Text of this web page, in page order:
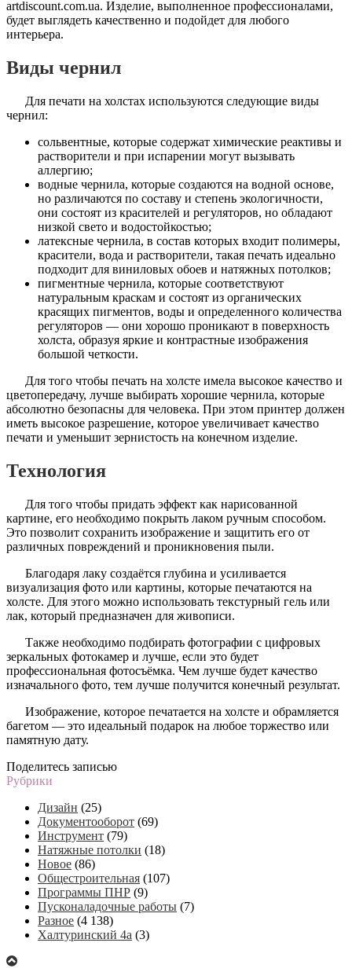
artdiscount.com.ua. Изделие, выполненное профессионалами,
будет выглядеть качественно и подойдет для любого
интерьера.
Виды чернил
Для печати на холстах используются следующие виды
чернил:
сольвентные, которые содержат химические реактивы и
растворители и при испарении могут вызывать
аллергию;
водные чернила, которые создаются на водной основе,
но различаются по составу и степень экологичности,
они состоят из красителей и регуляторов, но обладают
низкой свето и водостойкостью;
латексные чернила, в состав которых входит полимеры,
красители, вода и растворители, такая печать идеально
подходит для виниловых обоев и натяжных потолков;
пигментные чернила, которые соответствуют
натуральным краскам и состоят из органических
красящих пигментов, воды и определенного количества
регуляторов — они хорошо проникают в поверхность
холста, образуя яркие и контрастные изображения
большой четкости.
Для того чтобы печать на холсте имела высокое качество и
цветопередачу, лучше выбирать хорошие чернила, которые
абсолютно безопасны для человека. При этом принтер должен
иметь высокое разрешение, которое увеличивает качество
печати и уменьшит зернистость на конечном изделие.
Технология
Для того чтобы придать эффект как нарисованной
картине, его необходимо покрыть лаком ручным способом.
Это позволит сохранить изображение и защитить его от
различных повреждений и проникновения пыли.
Благодаря лаку создаётся глубина и усиливается
визуализация фото или картины, которые печатаются на
холсте. Для этого можно использовать текстурный гель или
лак, который предназначен для живописи.
Также необходимо подбирать фотографии с цифровых
зеркальных фотокамер и лучше, если это будет
профессиональная фотосъёмка. Чем лучше будет качество
изначального фото, тем лучше получится конечный результат.
Изображение, которое печатается на холсте и обрамляется
багетом — это идеальный подарок на любое торжество или
памятную дату.
Поделитесь записью
Рубрики
Дизайн (25)
Документооборот (69)
Инструмент (79)
Натяжные потолки (18)
Новое (86)
Общестроительная (107)
Программы ПНР (9)
Пусконаладочные работы (7)
Разное (4 138)
Халтуринский 4а (3)